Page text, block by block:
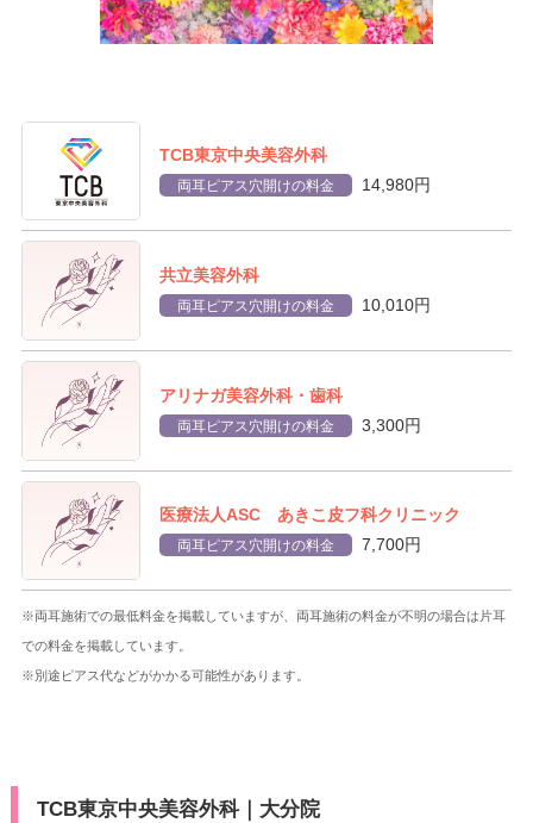
TCB東京中央美容外科
両耳ピアス穴開けの料金 14,980円
共立美容外科
両耳ピアス穴開けの料金 10,010円
アリナガ美容外科・歯科
両耳ピアス穴開けの料金 3,300円
医療法人ASC あきこ皮フ科クリニック
両耳ピアス穴開けの料金 7,700円
※両耳施術での最低料金を掲載していますが、両耳施術の料金が不明の場合は片耳
での料金を掲載しています。
※別途ピアス代などがかかる可能性があります。
TCB東京中央美容外科｜大分院